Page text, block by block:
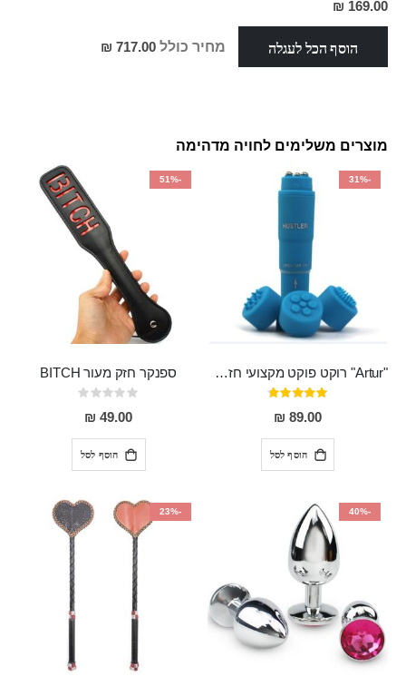
מחיר
מבצע
169.00 ₪
הוסף הכל לעגלה מחיר כולל 717.00 ₪
מוצרים משלימים לחויה מדהימה
-31%
"Artur" רוקט פוקט מקצועי חזק במיוחד
דירוג:
95%
89.00 ₪
הוסף לסל
-51%
ספנקר חזק מעור BITCH
Rating:
0%
49.00 ₪
הוסף לסל
-40%
-23%